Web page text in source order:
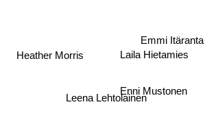
Enni Mustonen
Laila Hietamies
Emmi Itäranta
Leena Lehtolainen
Heather Morris